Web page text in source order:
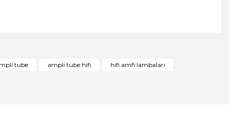
tube ampli tube hifi
hifi amfi lambaları